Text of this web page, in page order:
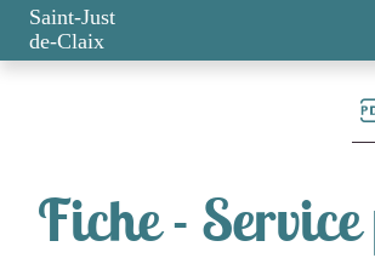
Saint-Just
de-Claix
Fiche -
Panneau de gestion des cookies